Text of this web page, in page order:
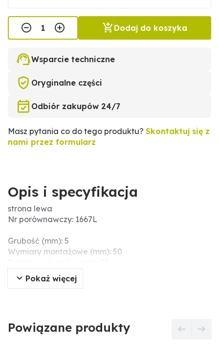
Dodaj do koszyka
Wsparcie techniczne
Oryginalne części
Odbiór zakupów 24/7
Masz pytania co do tego produktu? Skontaktuj się z
nami przez formularz
Opis i specyfikacja
strona lewa
Nr porównawczy: 1667L
Grubość (mm): 5
Wymiary montażowe (mm): 50
Ø otworu (mm): 8,5
Menke-Nr.: 19565
Pokaż więcej
Powiązane produkty